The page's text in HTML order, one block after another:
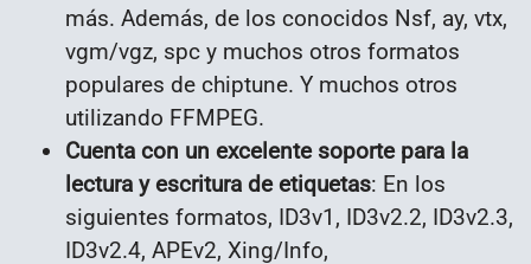
más. Además, de los conocidos Nsf, ay, vtx,
vgm/vgz, spc y muchos otros formatos
populares de chiptune. Y muchos otros
utilizando FFMPEG.
Cuenta con un excelente soporte para la
lectura y escritura de etiquetas: En los
siguientes formatos, ID3v1, ID3v2.2, ID3v2.3,
ID3v2.4, APEv2, Xing/Info,